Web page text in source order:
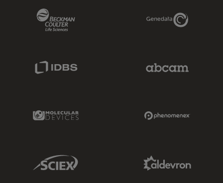
Genedata Link
Molecular Devices Link
Sciex Link